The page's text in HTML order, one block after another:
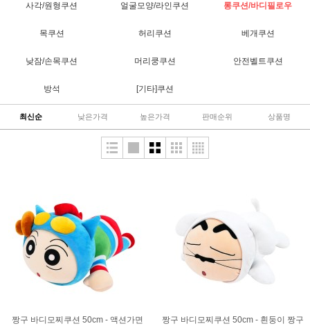
사각/원형쿠션 얼굴모양/라인쿠션 롱쿠션/바디필로우
목쿠션 허리쿠션 베개쿠션
낮잠/손목쿠션 머리쿵쿠션 안전벨트쿠션
방석 [기타]쿠션
최신순 낮은가격 높은가격 판매순위 상품명
짱구 바디모찌쿠션 50cm - 액션가면
짱구 바디모찌쿠션 50cm - 흰둥이 짱구